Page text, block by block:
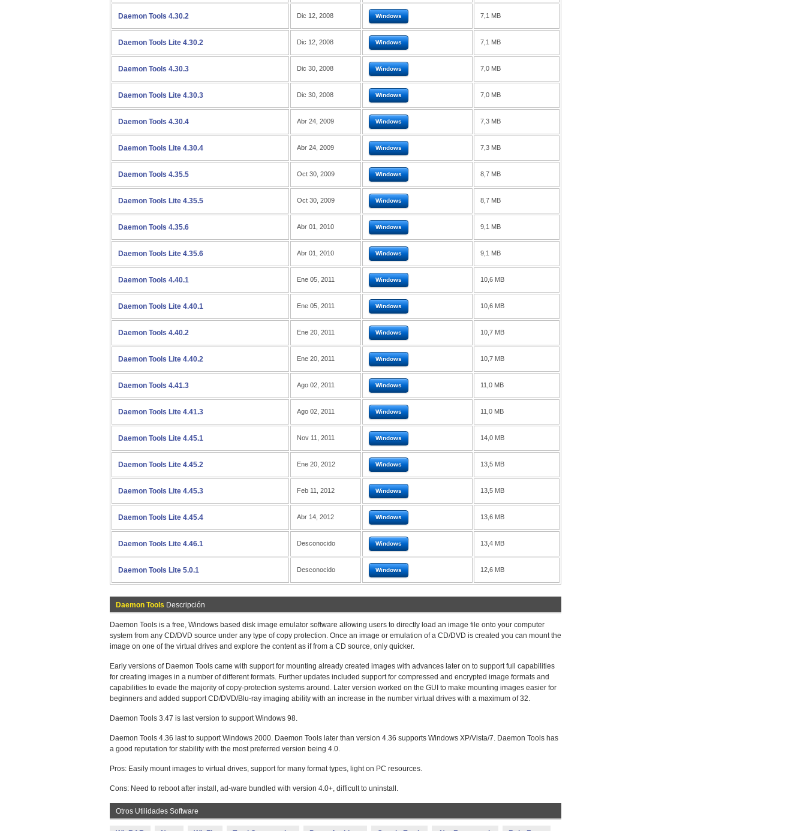
Daemon Tools 4.30.2 Dic 12, 2008 Windows 7,1 MB
Daemon Tools Lite 4.30.2 Dic 12, 2008 Windows 7,1 MB
Daemon Tools 4.30.3 Dic 30, 2008 Windows 7,0 MB
Daemon Tools Lite 4.30.3 Dic 30, 2008 Windows 7,0 MB
Daemon Tools 4.30.4 Abr 24, 2009 Windows 7,3 MB
Daemon Tools Lite 4.30.4 Abr 24, 2009 Windows 7,3 MB
Daemon Tools 4.35.5 Oct 30, 2009 Windows 8,7 MB
Daemon Tools Lite 4.35.5 Oct 30, 2009 Windows 8,7 MB
Daemon Tools 4.35.6 Abr 01, 2010 Windows 9,1 MB
Daemon Tools Lite 4.35.6 Abr 01, 2010 Windows 9,1 MB
Daemon Tools 4.40.1 Ene 05, 2011 Windows 10,6 MB
Daemon Tools Lite 4.40.1 Ene 05, 2011 Windows 10,6 MB
Daemon Tools 4.40.2 Ene 20, 2011 Windows 10,7 MB
Daemon Tools Lite 4.40.2 Ene 20, 2011 Windows 10,7 MB
Daemon Tools 4.41.3 Ago 02, 2011 Windows 11,0 MB
Daemon Tools Lite 4.41.3 Ago 02, 2011 Windows 11,0 MB
Daemon Tools Lite 4.45.1 Nov 11, 2011 Windows 14,0 MB
Daemon Tools Lite 4.45.2 Ene 20, 2012 Windows 13,5 MB
Daemon Tools Lite 4.45.3 Feb 11, 2012 Windows 13,5 MB
Daemon Tools Lite 4.45.4 Abr 14, 2012 Windows 13,6 MB
Daemon Tools Lite 4.46.1 Desconocido Windows 13,4 MB
Daemon Tools Lite 5.0.1 Desconocido Windows 12,6 MB
Daemon Tools Descripción
Daemon Tools is a free, Windows based disk image emulator software allowing users to directly load an image file onto your computer
system from any CD/DVD source under any type of copy protection. Once an image or emulation of a CD/DVD is created you can mount the
image on one of the virtual drives and explore the content as if from a CD source, only quicker.
Early versions of Daemon Tools came with support for mounting already created images with advances later on to support full capabilities
for creating images in a number of different formats. Further updates included support for compressed and encrypted image formats and
capabilities to evade the majority of copy-protection systems around. Later version worked on the GUI to make mounting images easier for
beginners and added support CD/DVD/Blu-ray imaging ability with an increase in the number virtual drives with a maximum of 32.
Daemon Tools 3.47 is last version to support Windows 98.
Daemon Tools 4.36 last to support Windows 2000. Daemon Tools later than version 4.36 supports Windows XP/Vista/7. Daemon Tools has
a good reputation for stability with the most preferred version being 4.0.
Pros: Easily mount images to virtual drives, support for many format types, light on PC resources.
Cons: Need to reboot after install, ad-ware bundled with version 4.0+, difficult to uninstall.
Otros Utilidades Software